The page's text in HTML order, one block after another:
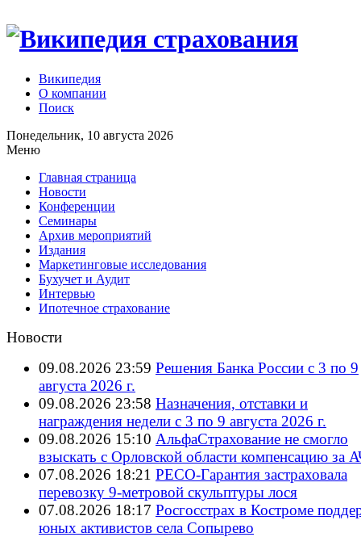
Википедия
О компании
Поиск
Понедельник, 10 августа 2026
Меню
Главная страница
Новости
Конференции
Семинары
Архив мероприятий
Издания
Маркетинговые исследования
Бухучет и Аудит
Интервью
Ипотечное страхование
Новости
09.08.2026 23:59 Решения Банка России с 3 по 9
августа 2026 г.
09.08.2026 23:58 Назначения, отставки и
награждения недели с 3 по 9 августа 2026 г.
09.08.2026 15:10 АльфаСтрахование не смогло
взыскать с Орловской области компенсацию за
07.08.2026 18:21 РЕСО-Гарантия застраховала
перевозку 9-метровой скульптуры лося
07.08.2026 18:17 Росгосстрах в Костроме
юных активистов села Сопырево